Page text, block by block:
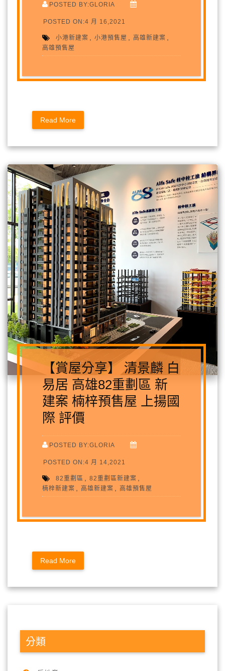
POSTED BY:GLORIA
POSTED ON:4 月 16,2021
小港新建案 ,小港預售屋 ,高雄新建案
高雄預售屋
Read More
【賞屋分享】 清景麟 白
易居 高雄82重劃區 新
建案 楠梓預售屋 上揚國
際 評價
POSTED BY:GLORIA
POSTED ON:4 月 14,2021
82重劃區 ,82重劃區新建案
楠梓新建案 ,高雄新建案 ,高雄預售屋
Read More
分類